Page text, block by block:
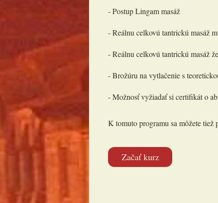
- Postup Lingam masáž
- Reálnu celkovú tantrickú masáž
- Reálnu celkovú tantrickú masáž
- Brožúru na vytlačenie s
- Možnosť vyžiadať si certifikát o
K tomuto programu sa môžete
Začať kurz